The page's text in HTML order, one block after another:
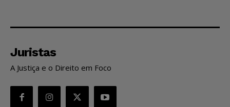
Juristas
A Justiça e o Direito em Foco